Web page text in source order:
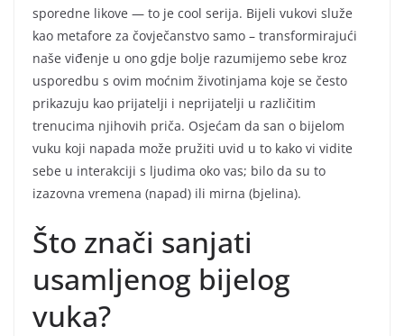
sporedne likove — to je cool serija. Bijeli vukovi služe
kao metafore za čovječanstvo samo – transformirajući
naše viđenje u ono gdje bolje razumijemo sebe kroz
usporedbu s ovim moćnim životinjama koje se često
prikazuju kao prijatelji i neprijatelji u različitim
trenucima njihovih priča. Osjećam da san o bijelom
vuku koji napada može pružiti uvid u to kako vi vidite
sebe u interakciji s ljudima oko vas; bilo da su to
izazovna vremena (napad) ili mirna (bjelina).
Što znači sanjati
usamljenog bijelog
vuka?